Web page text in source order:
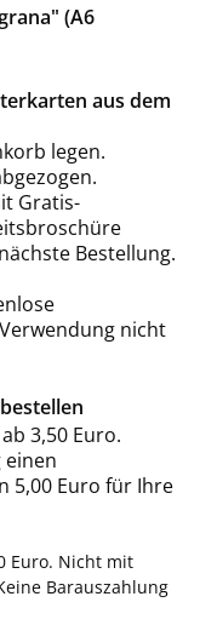
(A6
aus dem
legen.
Gratis-
Bestellung.
nicht
3,50 Euro.
einen
5,00 Euro für Ihre
Euro. Nicht mit
Barauszahlung